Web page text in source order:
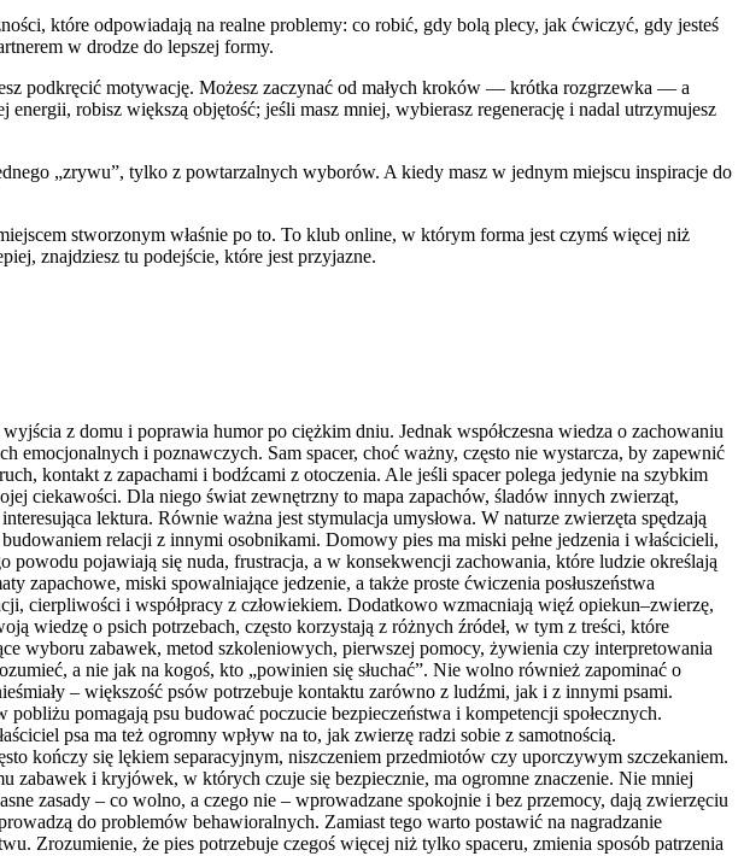
które odpowiadają na realne problemy: co robić, gdy bolą plecy, jak ćwiczyć, gdy jesteś
w drodze do lepszej formy.
podkręcić motywację. Możesz zaczynać od małych kroków — krótka rozgrzewka — a
robisz większą objętość; jeśli masz mniej, wybierasz regenerację i nadal utrzymujesz
„zrywu”, tylko z powtarzalnych wyborów. A kiedy masz w jednym miejscu inspiracje do
stworzonym właśnie po to. To klub online, w którym forma jest czymś więcej niż
znajdziesz tu podejście, które jest przyjazne.
z domu i poprawia humor po ciężkim dniu. Jednak współczesna wiedza o zachowaniu
emocjonalnych i poznawczych. Sam spacer, choć ważny, często nie wystarcza, by zapewnić
kontakt z zapachami i bodźcami z otoczenia. Ale jeśli spacer polega jedynie na szybkim
ciekawości. Dla niego świat zewnętrzny to mapa zapachów, śladów innych zwierząt,
lektura. Równie ważna jest stymulacja umysłowa. W naturze zwierzęta spędzają
relacji z innymi osobnikami. Domowy pies ma miski pełne jedzenia i właścicieli,
pojawiają się nuda, frustracja, a w konsekwencji zachowania, które ludzie określają
zapachowe, miski spowalniające jedzenie, a także proste ćwiczenia posłuszeństwa
cierpliwości i współpracy z człowiekiem. Dodatkowo wzmacniają więź opiekun–zwierzę,
wiedzę o psich potrzebach, często korzystają z różnych źródeł, w tym z treści, które
wyboru zabawek, metod szkoleniowych, pierwszej pomocy, żywienia czy interpretowania
a nie jak na kogoś, kto „powinien się słuchać”. Nie wolno również zapominać o
– większość psów potrzebuje kontaktu zarówno z ludźmi, jak i z innymi psami.
pomagają psu budować poczucie bezpieczeństwa i kompetencji społecznych.
psa ma też ogromny wpływ na to, jak zwierzę radzi sobie z samotnością.
kończy się lękiem separacyjnym, niszczeniem przedmiotów czy uporczywym szczekaniem.
zabawek i kryjówek, w których czuje się bezpiecznie, ma ogromne znaczenie. Nie mniej
zasady – co wolno, a czego nie – wprowadzane spokojnie i bez przemocy, dają zwierzęciu
do problemów behawioralnych. Zamiast tego warto postawić na nagradzanie
Zrozumienie, że pies potrzebuje czegoś więcej niż tylko spaceru, zmienia sposób patrzenia